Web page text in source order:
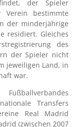
der Spieler
bestimmte
der minderjährige
residiert. Gleiches
des
der Spieler nicht
jeweiligen Land, in
war.
Transfers
Real Madrid
(zwischen 2007